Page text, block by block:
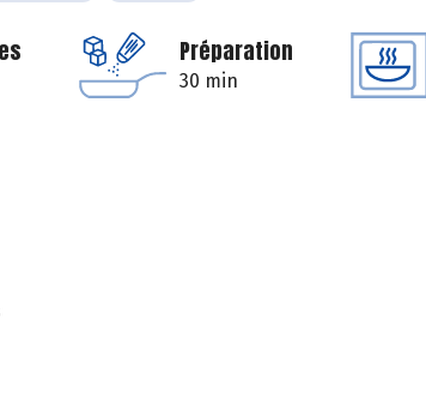
Préparation
30 min